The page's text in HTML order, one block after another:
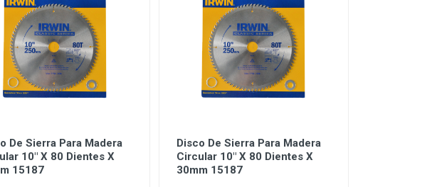
De Sierra Para Madera
10" X 80 Dientes X
15187
Disco De Sierra Para Madera
Circular 10" X 80 Dientes X
30mm 15187